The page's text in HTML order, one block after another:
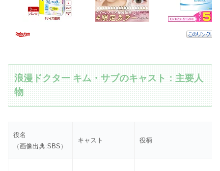
浪漫ドクター キム・サブのキャスト：主要人
物
役名
（画像出典:SBS）
キャスト 役柄